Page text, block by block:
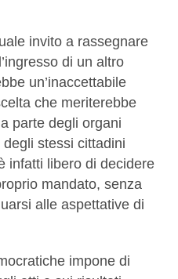
invito a rassegnare
di un altro
un’inaccettabile
che meriterebbe
parte degli organi
stessi cittadini
infatti libero di decidere
mandato, senza
alle aspettative di
impone di